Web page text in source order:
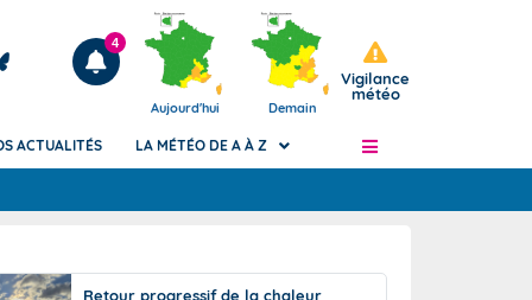
Articles
4
Aujourd'hui Demain
Vigilance
météo
ACTUALITÉS LA MÉTÉO DE A À Z
Retour progressif de la chaleur